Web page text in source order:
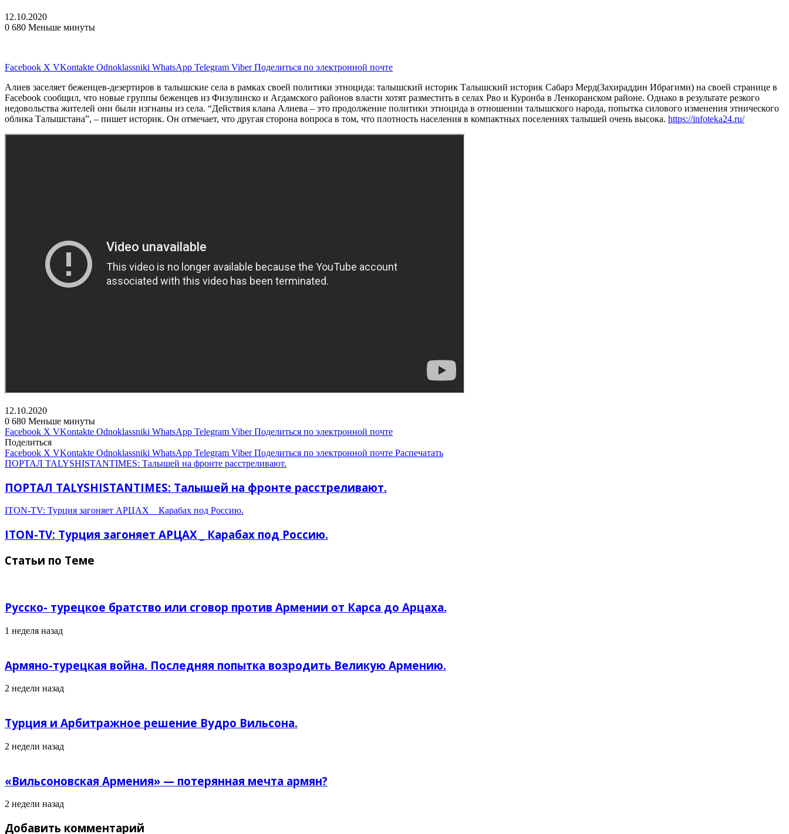
12.10.2020
0 680 Меньше минуты
Facebook X VKontakte Odnoklassniki WhatsApp Telegram Viber Поделиться по электронной почте
Алиев заселяет беженцев-дезертиров в талышские села в рамках своей политики этноцида: талышский историк Талышский историк Сабарз Мерд(Захираддин Ибрагими) на своей странице в
Facebook сообщил, что новые группы беженцев из Физулинско и Агдамского районов власти хотят разместить в селах Рво и Куронба в Ленкоранском районе. Однако в результате резкого
недовольства жителей они были изгнаны из села. “Действия клана Алиева – это продолжение политики этноцида в отношении талышского народа, попытка силового изменения этнического
облика Талышстана”, – пишет историк. Он отмечает, что другая сторона вопроса в том, что плотность населения в компактных поселениях талышей очень высока. https://infoteka24.ru/
12.10.2020
0 680 Меньше минуты
Facebook X VKontakte Odnoklassniki WhatsApp Telegram Viber Поделиться по электронной почте
Поделиться
Facebook X VKontakte Odnoklassniki WhatsApp Telegram Viber Поделиться по электронной почте Распечатать
ПОРТАЛ TALYSHISTANTIMES: Талышей на фронте расстреливают.
ПОРТАЛ TALYSHISTANTIMES: Талышей на фронте расстреливают.
ITON-TV: Турция загоняет АРЦАХ _ Карабах под Россию.
ITON-TV: Турция загоняет АРЦАХ _ Карабах под Россию.
Статьи по Теме
Русско- турецкое братство или сговор против Армении от Карса до Арцаха.
1 неделя назад
Армяно-турецкая война. Последняя попытка возродить Великую Армению.
2 недели назад
Турция и Арбитражное решение Вудро Вильсона.
2 недели назад
«Вильсоновская Армения» — потерянная мечта армян?
2 недели назад
Добавить комментарий